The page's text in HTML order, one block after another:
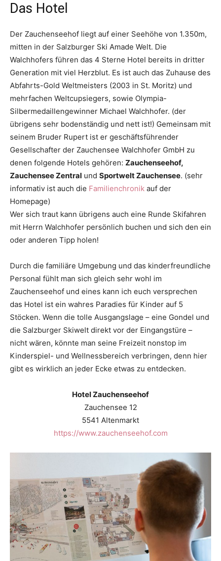
Das Hotel
Der Zauchenseehof liegt auf einer Seehöhe von 1.350m,
mitten in der Salzburger Ski Amade Welt. Die
Walchhofers führen das 4 Sterne Hotel bereits in dritter
Generation mit viel Herzblut. Es ist auch das Zuhause des
Abfahrts-Gold Weltmeisters (2003 in St. Moritz) und
mehrfachen Weltcupsiegers, sowie Olympia-
Silbermedaillengewinner Michael Walchhofer. (der
übrigens sehr bodenständig und nett ist!) Gemeinsam mit
seinem Bruder Rupert ist er geschäftsführender
Gesellschafter der Zauchensee Walchhofer GmbH zu
denen folgende Hotels gehören: Zauchenseehof,
Zauchensee Zentral und Sportwelt Zauchensee. (sehr
informativ ist auch die Familienchronik auf der
Homepage)
Wer sich traut kann übrigens auch eine Runde Skifahren
mit Herrn Walchhofer persönlich buchen und sich den ein
oder anderen Tipp holen!
Durch die familiäre Umgebung und das kinderfreundliche
Personal fühlt man sich gleich sehr wohl im
Zauchenseehof und eines kann ich euch versprechen
das Hotel ist ein wahres Paradies für Kinder auf 5
Stöcken. Wenn die tolle Ausgangslage – eine Gondel und
die Salzburger Skiwelt direkt vor der Eingangstüre –
nicht wären, könnte man seine Freizeit nonstop im
Kinderspiel- und Wellnessbereich verbringen, denn hier
gibt es wirklich an jeder Ecke etwas zu entdecken.
Hotel Zauchenseehof
Zauchensee 12
5541 Altenmarkt
https://www.zauchenseehof.com